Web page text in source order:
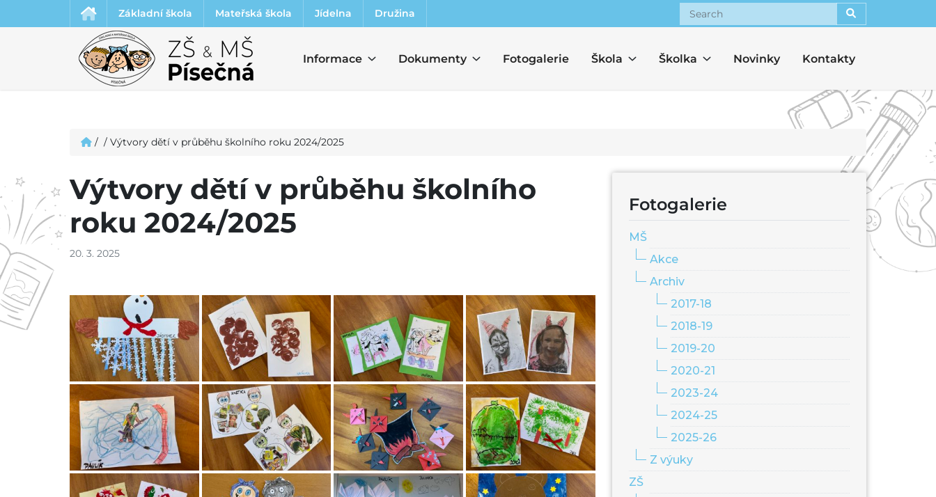
Základní škola Mateřská škola Jídelna
Družina
Search
Informace Dokumenty Fotogalerie Škola Školka Novinky Kontakty
/ / Výtvory dětí v průběhu školního roku 2024/2025
Výtvory dětí v průběhu školního
roku 2024/2025
20. 3. 2025
Fotogalerie
MŠ
Akce
Archiv
2017-18
2018-19
2019-20
2020-21
2023-24
2024-25
2025-26
Z výuky
ZŠ